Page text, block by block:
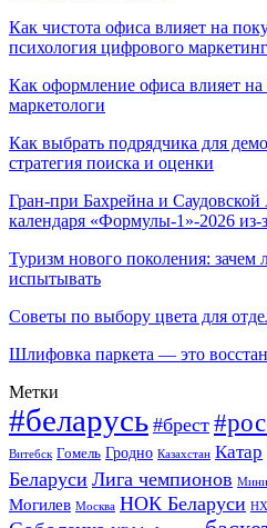
Как чистота офиса влияет на
психология цифрового
Как оформление офиса влияет
маркетологи
Как выбрать подрядчика для
стратегия поиска и оценки
Гран-при Бахрейна и
календаря «Формулы-1»-2026 из-
Туризм нового поколения: зачем
испытывать
Советы по выбору цвета для
Шлифовка паркета — это
Метки
#беларусь #брест
Витебск Гомель Гродно Казахстан Катар
Беларуси Лига чемпионов
Могилев Москва НОК Беларуси